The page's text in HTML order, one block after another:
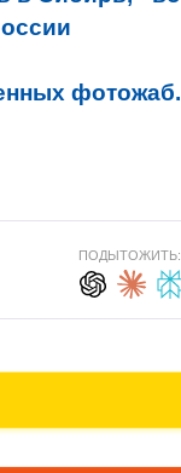
фотожаб.
ПОДЫТОЖИТЬ: